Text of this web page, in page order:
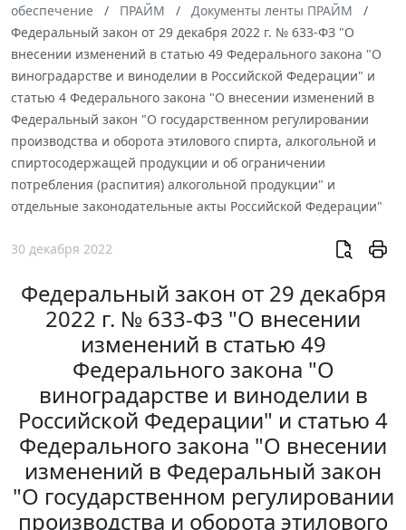
обеспечение
ПРАЙМ
Документы ленты ПРАЙМ
Федеральный закон от 29 декабря 2022 г. № 633-ФЗ "О
внесении изменений в статью 49 Федерального закона "О
виноградарстве и виноделии в Российской Федерации" и
статью 4 Федерального закона "О внесении изменений в
Федеральный закон "О государственном регулировании
производства и оборота этилового спирта, алкогольной и
спиртосодержащей продукции и об ограничении
потребления (распития) алкогольной продукции" и
отдельные законодательные акты Российской Федерации"
30 декабря 2022
Федеральный закон от 29 декабря
2022 г. № 633-ФЗ "О внесении
изменений в статью 49
Федерального закона "О
виноградарстве и виноделии в
Российской Федерации" и статью 4
Федерального закона "О внесении
изменений в Федеральный закон
"О государственном регулировании
производства и оборота этилового